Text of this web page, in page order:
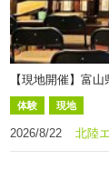
【現地開催】富
体験 現地
2026/8/22 北陸